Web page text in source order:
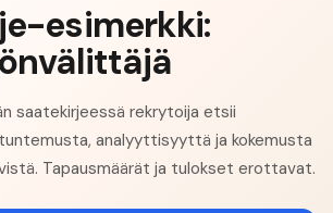
esimerkki:
saatekirjeessä rekrytoija etsii
analyyttisyyttä ja kokemusta
Tapausmäärät ja tulokset erottavat.